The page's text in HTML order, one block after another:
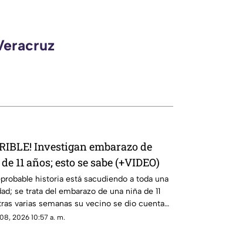
Investigan embarazo de
11 años; esto se sabe (+VIDEO)
historia está sacudiendo a toda una
se trata del embarazo de una niña de 11
varias semanas su vecino se dio cuenta
2026 10:57 a. m.